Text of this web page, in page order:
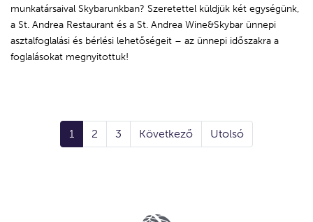
munkatársaival Skybarunkban? Szeretettel küldjük két egységünk,
a St. Andrea Restaurant és a St. Andrea Wine&Skybar ünnepi
asztalfoglalási és bérlési lehetőségeit – az ünnepi időszakra a
foglalásokat megnyitottuk!
1 2 3 Következő Utolsó